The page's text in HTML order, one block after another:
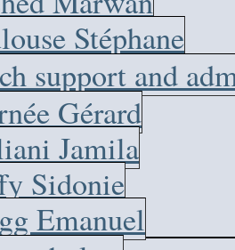
Stéphane
support and
Gérard
Jamila
Sidonie
Emanuel